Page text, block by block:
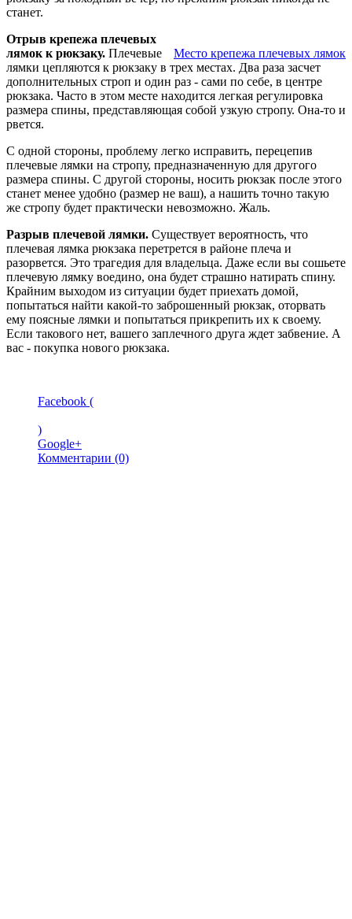
станет.
Место крепежа плечевых лямок
Отрыв крепежа плечевых
лямок к рюкзаку. Плечевые
лямки цепляются к рюкзаку в трех местах. Два раза засчет
дополнительных строп и один раз - сами по себе, в центре
рюкзака. Часто в этом месте находится легкая регулировка
размера спины, представляющая собой узкую стропу. Она-то и
рвется.
С одной стороны, проблему легко исправить, перецепив
плечевые лямки на стропу, предназначенную для другого
размера спины. С другой стороны, носить рюкзак после этого
станет менее удобно (размер не ваш), а нашить точно такую
же стропу будет практически невозможно. Жаль.
Разрыв плечевой лямки. Существует вероятность, что
плечевая лямка рюкзака перетрется в районе плеча и
разорвется. Это трагедия для владельца. Даже если вы сошьете
плечевую лямку воедино, она будет страшно натирать спину.
Крайним выходом из ситуации будет приехать домой,
попытаться найти какой-то заброшенный рюкзак, оторвать
ему поясные лямки и попытаться прикрепить их к своему.
Если такового нет, вашего заплечного друга ждет забвение. А
вас - покупка нового рюкзака.
Facebook (
)
Google+
Комментарии (0)